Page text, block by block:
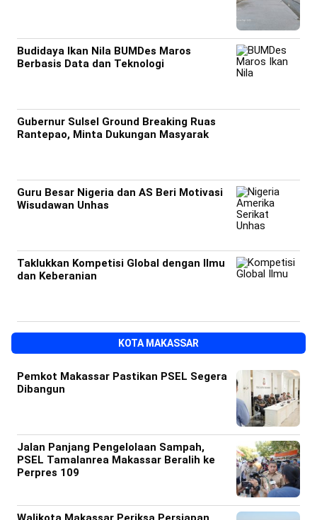
Budidaya Ikan Nila BUMDes Maros
Berbasis Data dan Teknologi
Gubernur Sulsel Ground Breaking Ruas
Rantepao, Minta Dukungan Masyarak
Guru Besar Nigeria dan AS Beri Motivasi
Wisudawan Unhas
Taklukkan Kompetisi Global dengan Ilmu
dan Keberanian
KOTA MAKASSAR
Pemkot Makassar Pastikan PSEL Segera
Dibangun
Jalan Panjang Pengelolaan Sampah,
PSEL Tamalanrea Makassar Beralih ke
Perpres 109